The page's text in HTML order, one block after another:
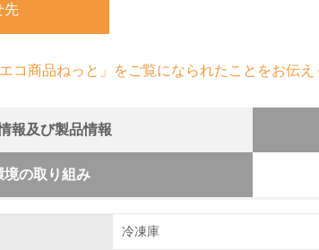
先
コ商品ねっと」をご覧になられたことをお伝え
報及び製品情報
境の取り組み
冷凍庫